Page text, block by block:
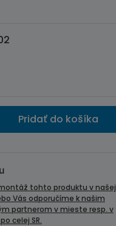
Pridať do košíka
tohto produktu v našej
Vás odporučíme k našim
partnerom v mieste resp. v
celej SR.